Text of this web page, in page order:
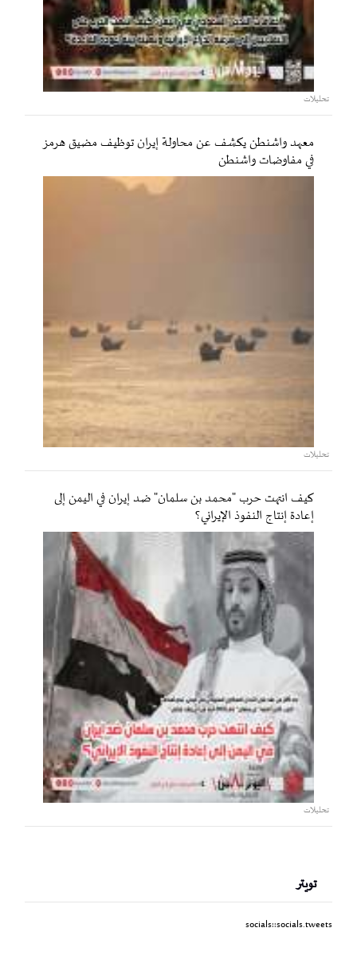
تحليلات
معهد واشنطن يكشف عن محاولة إيران توظيف مضيق هرمز
في مفاوضات واشنطن
تحليلات
كيف انتهت حرب "محمد بن سلمان" ضد إيران في اليمن إلى
إعادة إنتاج النفوذ الإيراني؟
تحليلات
تويتر
socials::socials.tweets